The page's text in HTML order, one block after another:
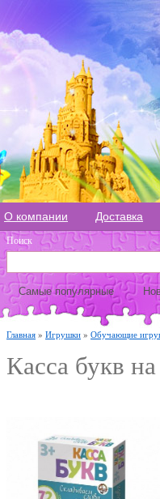
О компании Доставка
Поиск
Самые популярные
Главная » Игрушки » Обучающие
Касса букв